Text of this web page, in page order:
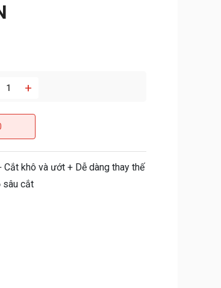
+
Cắt khô và ướt + Dễ dàng thay thế
sâu cắt